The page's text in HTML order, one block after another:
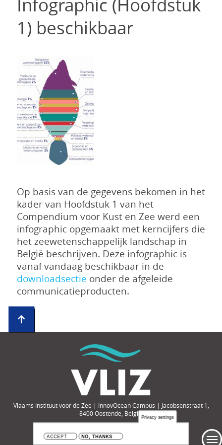
Infographic (Hoofdstuk
1) beschikbaar
Op basis van de gegevens bekomen in het
kader van Hoofdstuk 1 van het
Compendium voor Kust en Zee werd een
infographic opgemaakt met kerncijfers die
het zeewetenschappelijk landschap in
België beschrijven. Deze infographic is
vanaf vandaag beschikbaar in de
downloadsectie onder de afgeleide
communicatieproducten.
Vlaams Instituut voor de Zee | InnovOcean Campus | Jacobsenstraat 1,
8400 Oostende, BelgiëPrivacy settings
ACCEPT NO, THANKS